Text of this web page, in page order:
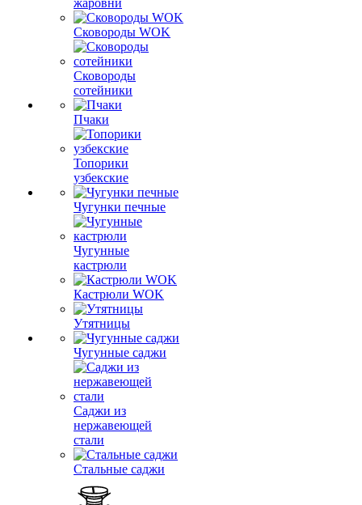
жаровни
Сковороды WOK
Сковороды
сотейники
Пчаки
Топорики
узбекские
Чугунки печные
Чугунные
кастрюли
Кастрюли WOK
Утятницы
Чугунные саджи
Саджи из
нержавеющей
стали
Стальные саджи